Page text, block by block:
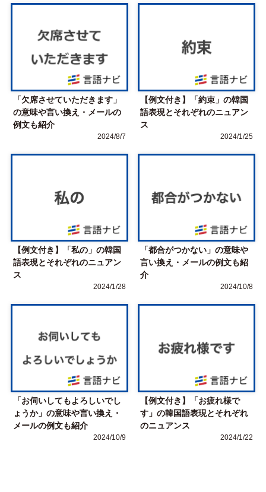
「欠席させていただきます」
の意味や言い換え・メールの
例文も紹介
2024/8/7
【例文付き】「約束」の韓国
語表現とそれぞれのニュアン
ス
2024/1/25
【例文付き】「私の」の韓国
語表現とそれぞれのニュアン
ス
2024/1/28
「都合がつかない」の意味や
言い換え・メールの例文も紹
介
2024/10/8
「お伺いしてもよろしいでし
ょうか」の意味や言い換え・
メールの例文も紹介
2024/10/9
【例文付き】「お疲れ様で
す」の韓国語表現とそれぞれ
のニュアンス
2024/1/22